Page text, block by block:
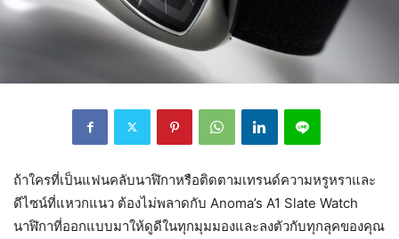
ถ้าใครที่เป็นแฟนคลับนาฬิกาหรือติดตามเทรนด์ความหรูหราและ
ดีไซน์ที่แหวกแนว ต้องไม่พลาดกับ Anoma’s A1 Slate Watch
นาฬิกาที่ออกแบบมาให้ดูดีในทุกมุมมองและลงตัวกับทุกลุคของคุณ